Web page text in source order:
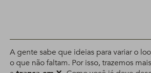
A gente sabe que ideias para variar o
o que não faltam. Por isso, trazemos